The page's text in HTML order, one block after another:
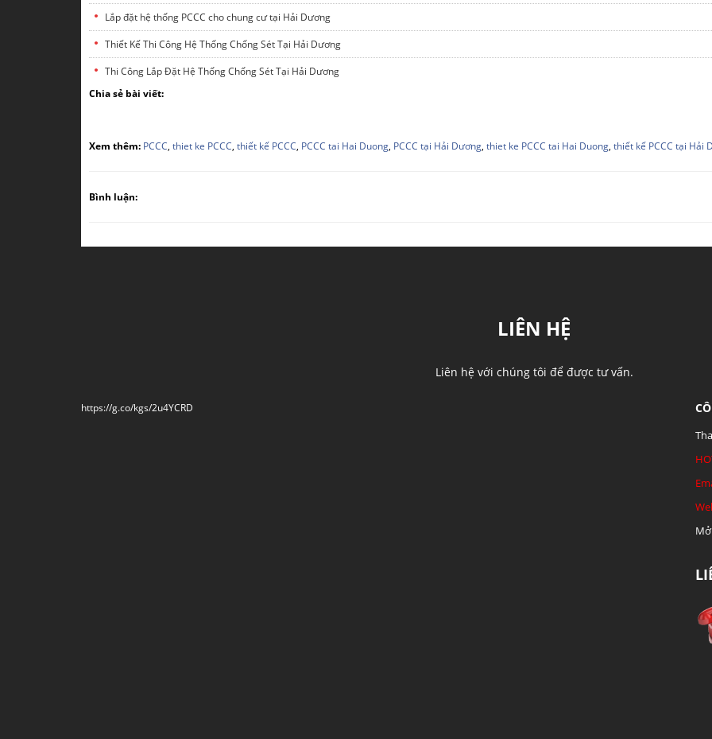
Lắp đặt hệ thống PCCC cho chung cư tại Hải Dương
Thiết Kế Thi Công Hệ Thống Chống Sét Tại Hải Dương
Thi Công Lắp Đặt Hệ Thống Chống Sét Tại Hải Dương
Chia sẻ bài viết:
Xem thêm: PCCC, thiet ke PCCC, thiết kế PCCC, PCCC tai Hai Duong, PCCC tại Hải Dương, thiet ke PCCC tai Hai Duong, thiết kế PCCC tại Hải
Bình luận:
LIÊN HỆ
Liên hệ với chúng tôi để được tư vấn.
https://g.co/kgs/2u4YCRD